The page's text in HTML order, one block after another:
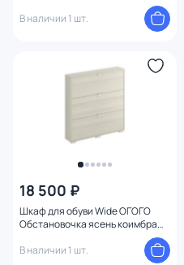
В наличии 1 шт.
18 500 ₽
Шкаф для обуви Wide ОГОГО
Обстановочка ясень коимбра
В наличии 1 шт.